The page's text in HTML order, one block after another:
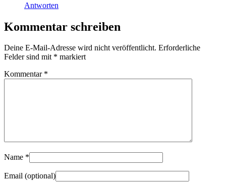
Antworten
Kommentar schreiben
Deine E-Mail-Adresse wird nicht veröffentlicht. Erforderliche
Felder sind mit * markiert
Kommentar *
Name *
Email (optional)